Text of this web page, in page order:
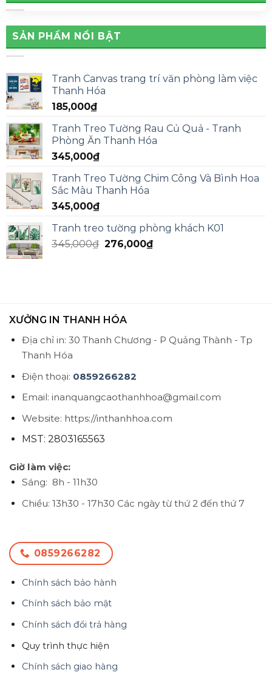
SẢN PHẨM NỔI BẬT
Tranh Canvas trang trí văn phòng làm việc
Thanh Hóa
185,000₫
Tranh Treo Tường Rau Củ Quả - Tranh
Phòng Ăn Thanh Hóa
345,000₫
Tranh Treo Tường Chim Công Và Bình Hoa
Sắc Màu Thanh Hóa
345,000₫
Tranh treo tường phòng khách K01
345,000₫ 276,000₫
XƯỞNG IN THANH HÓA
Địa chỉ in: 30 Thanh Chương - P Quảng Thành - Tp
Thanh Hóa
Điện thoại: 0859266282
Email: inanquangcaothanhhoa@gmail.com
Website: https://inthanhhoa.com
MST: 2803165563
Giờ làm việc:
Sáng: 8h - 11h30
Chiều: 13h30 - 17h30 Các ngày từ thứ 2 đến thứ 7
0859266282
Chính sách bảo hành
Chính sách bảo mật
Chính sách đổi trả hàng
Quy trình thực hiện
Chính sách giao hàng